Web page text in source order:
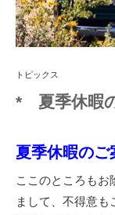
トピックス
* 夏季休暇
夏季休暇のご
ここのところもお
まして、不得意